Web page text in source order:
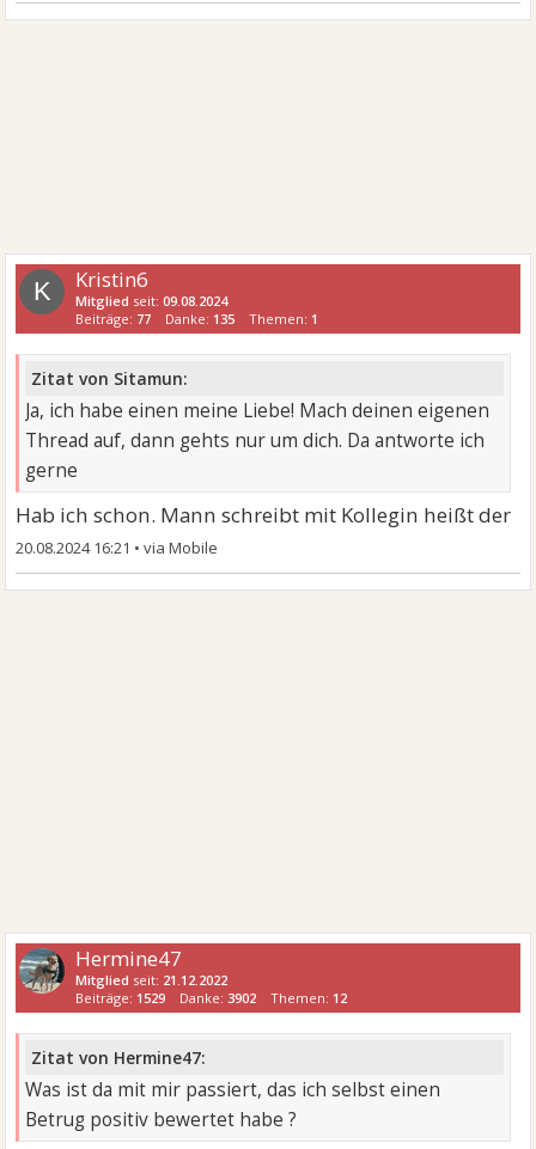
K Kristin6
Mitglied seit:09.08.2024
Beiträge: 77 Danke: 135 Themen: 1
Zitat von Sitamun:
Ja, ich habe einen meine Liebe! Mach deinen eigenen
Thread auf, dann gehts nur um dich. Da antworte ich
gerne
Hab ich schon. Mann schreibt mit Kollegin heißt der
20.08.2024 16:21 •
Hermine47
Mitglied seit: 21.12.2022
Beiträge: 1529 Danke:3902 Themen: 12
Zitat von Hermine47:
Was ist da mit mir passiert, das ich selbst einen
Betrug positiv bewertet habe ?